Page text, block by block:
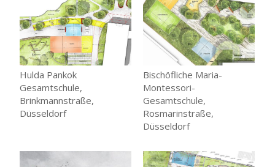
Hulda Pankok
Gesamtschule,
Brinkmannstraße,
Düsseldorf
Bischöfliche Maria-
Montessori-
Gesamtschule,
Rosmarinstraße,
Düsseldorf